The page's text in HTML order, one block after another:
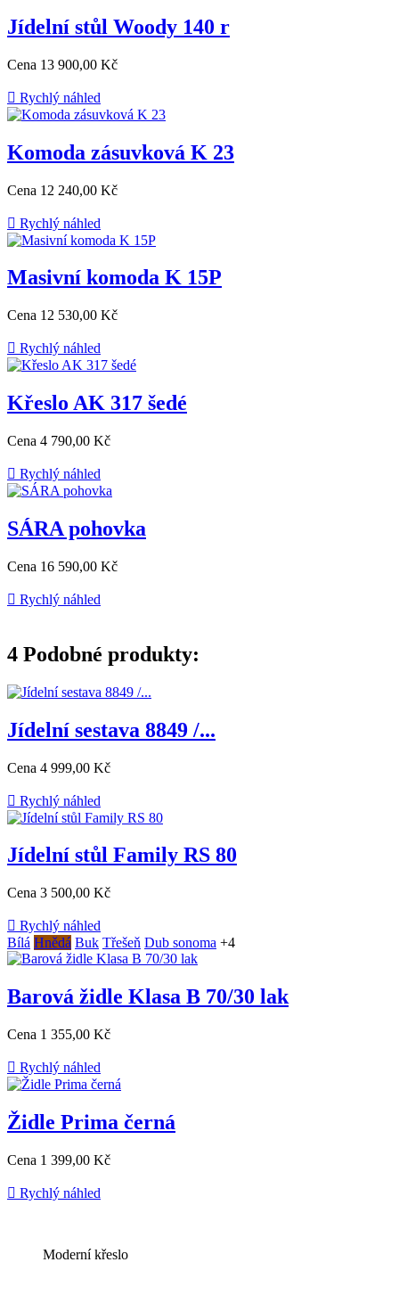
Jídelní stůl Woody 140 r
Cena 13 900,00 Kč
 Rychlý náhled
Komoda zásuvková K 23
Cena 12 240,00 Kč
 Rychlý náhled
Masivní komoda K 15P
Cena 12 530,00 Kč
 Rychlý náhled
Křeslo AK 317 šedé
Cena 4 790,00 Kč
 Rychlý náhled
SÁRA pohovka
Cena 16 590,00 Kč
 Rychlý náhled
4 Podobné produkty:
Jídelní sestava 8849 /...
Cena 4 999,00 Kč
 Rychlý náhled
Jídelní stůl Family RS 80
Cena 3 500,00 Kč
 Rychlý náhled
Bílá Hnědá Buk Třešeň Dub sonoma +4
Barová židle Klasa B 70/30 lak
Cena 1 355,00 Kč
 Rychlý náhled
Židle Prima černá
Cena 1 399,00 Kč
 Rychlý náhled
Moderní křeslo